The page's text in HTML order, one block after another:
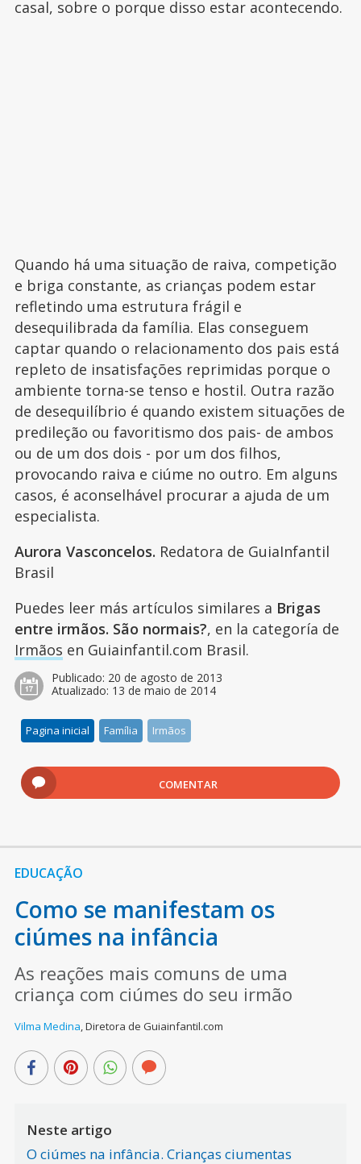
casal, sobre o porque disso estar acontecendo.
Quando há uma situação de raiva, competição
e briga constante, as crianças podem estar
refletindo uma estrutura frágil e
desequilibrada da família. Elas conseguem
captar quando o relacionamento dos pais está
repleto de insatisfações reprimidas porque o
ambiente torna-se tenso e hostil. Outra razão
de desequilíbrio é quando existem situações de
predileção ou favoritismo dos pais- de ambos
ou de um dos dois - por um dos filhos,
provocando raiva e ciúme no outro. Em alguns
casos, é aconselhável procurar a ajuda de um
especialista.
Aurora Vasconcelos. Redatora de GuiaInfantil
Brasil
Puedes leer más artículos similares a Brigas
entre irmãos. São normais?, en la categoría de
Irmãos en Guiainfantil.com Brasil.
Publicado: 20 de agosto de 2013
Atualizado: 13 de maio de 2014
Pagina inicial Família Irmãos
COMENTAR
EDUCAÇÃO
Como se manifestam os
ciúmes na infância
As reações mais comuns de uma
criança com ciúmes do seu irmão
Vilma Medina,Diretora de Guiainfantil.com
Neste artigo
O ciúmes na infância. Crianças ciumentas